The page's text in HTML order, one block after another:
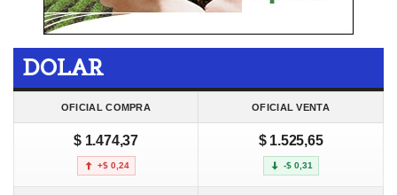
DOLAR
OFICIAL COMPRA OFICIAL VENTA
$ 1.474,37
+$ 0,24
$ 1.525,65
-$ 0,31